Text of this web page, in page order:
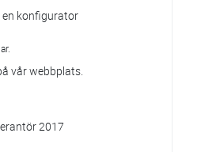
en konfigurator
vår webbplats.
2017